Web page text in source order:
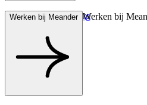
Wonen met zorg
Werken bij Meander Werken bij